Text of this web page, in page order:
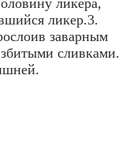
ликер.3.
заварным
сливками.